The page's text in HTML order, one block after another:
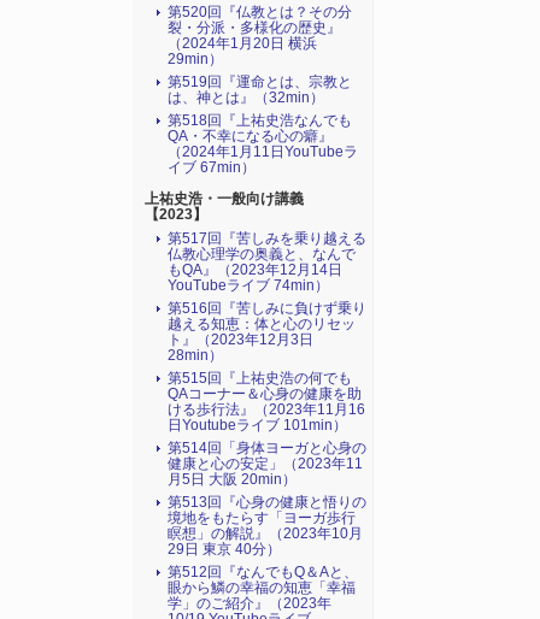
第520回『仏教とは？その分
裂・分派・多様化の歴史』
（2024年1月20日 横浜
29min）
第519回『運命とは、宗教と
は、神とは』（32min）
第518回『上祐史浩なんでも
QA・不幸になる心の癖』
（2024年1月11日YouTubeラ
イブ 67min）
上祐史浩・一般向け講義
【2023】
第517回『苦しみを乗り越える
仏教心理学の奥義と、なんで
もQA』（2023年12月14日
YouTubeライブ 74min）
第516回『苦しみに負けず乗り
越える知恵：体と心のリセッ
ト』（2023年12月3日
28min）
第515回『上祐史浩の何でも
QAコーナー＆心身の健康を助
ける歩行法』（2023年11月16
日Youtubeライブ 101min）
第514回「身体ヨーガと心身の
健康と心の安定」（2023年11
月5日 大阪 20min）
第513回『心身の健康と悟りの
境地をもたらす「ヨーガ歩行
瞑想」の解説』（2023年10月
29日 東京 40分）
第512回『なんでもQ＆Aと、
眼から鱗の幸福の知恵「幸福
学」のご紹介』（2023年